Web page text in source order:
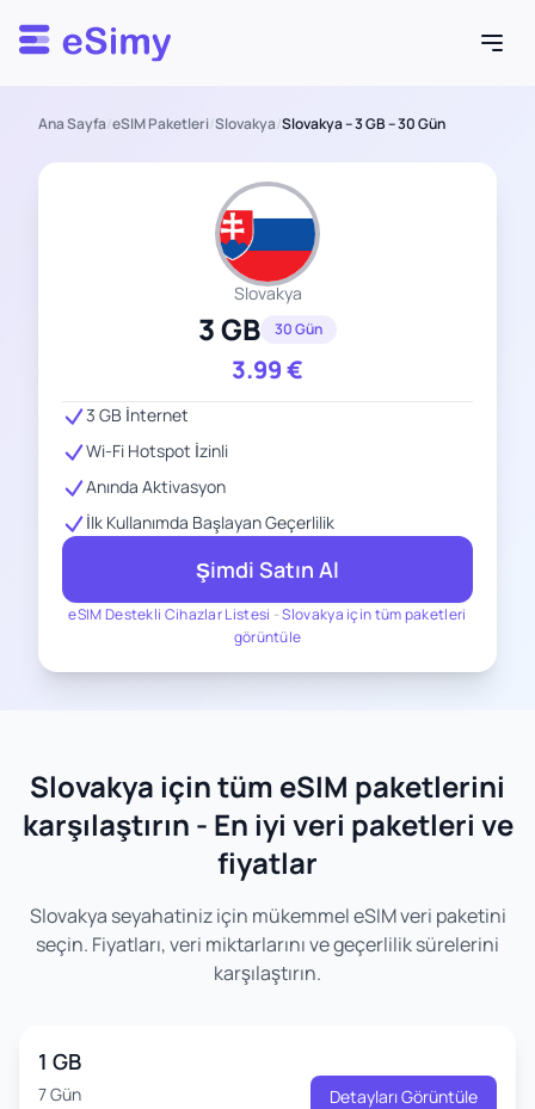
Esimy
Ana Sayfa/eSIM Paketleri/Slovakya/Slovakya – 3 GB – 30 Gün
Slovakya
3 GB 30 Gün
3.99€
eSIM Destekli Cihazlar Listesi -Slovakya için tüm paketleri
görüntüle
3 GB İnternet
Wi-Fi Hotspot İzinli
Anında Aktivasyon
İlk Kullanımda Başlayan Geçerlilik
Şimdi Satın Al
Slovakya için tüm eSIM paketlerini
karşılaştırın - En iyi veri paketleri ve
fiyatlar
Slovakya seyahatiniz için mükemmel eSIM veri paketini
seçin. Fiyatları, veri miktarlarını ve geçerlilik sürelerini
karşılaştırın.
1 GB
7 Gün Detayları Görüntüle